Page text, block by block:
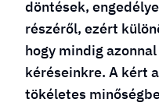
a cég születésénél
sikeres vállalkozást
őket bízom meg
készítésével. A
számunkra, hogy